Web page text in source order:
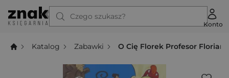
Czego szukasz?
Konto
Katalog Zabawki O Cię Florek Profesor Florian